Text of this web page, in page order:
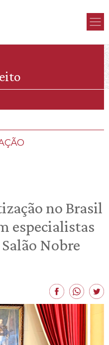
no Brasil
especialistas
Nobre